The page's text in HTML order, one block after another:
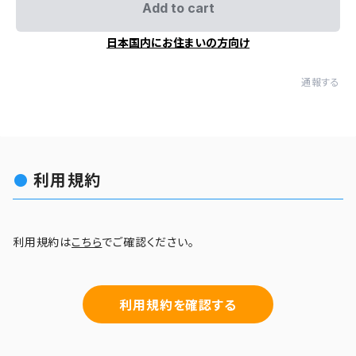
Add to cart
日本国内にお住まいの方向け
通報する
利用規約
利用規約はこちらでご確認ください。
利用規約を確認する